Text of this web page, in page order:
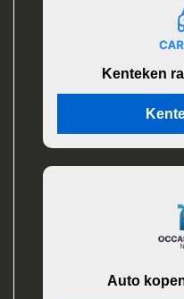
Kenteken
Auto